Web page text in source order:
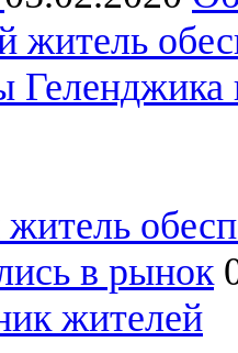
в рынок